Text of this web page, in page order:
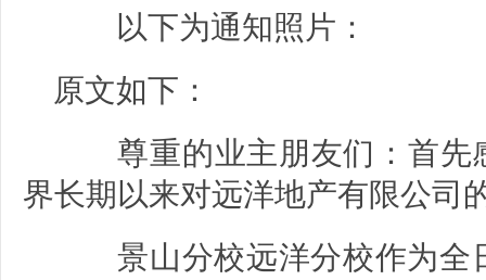
以下为通知照片：
原文如下：
尊重的业主朋友们：首先
界长期以来对远洋地产有限公司
景山分校远洋分校作为全